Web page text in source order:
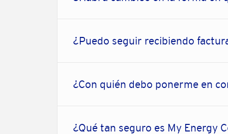
¿Puedo seguir recibiendo
¿Con quién debo ponerme en
¿Qué tan seguro es My Energy